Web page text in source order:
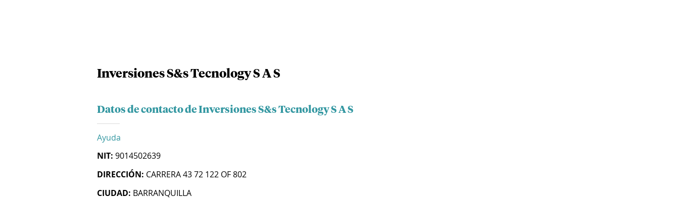
Inversiones S&s Tecnology S A S
Datos de contacto de Inversiones S&s Tecnology S A S
Ayuda
NIT: 9014502639
DIRECCIÓN: CARRERA 43 72 122 OF 802
CIUDAD: BARRANQUILLA